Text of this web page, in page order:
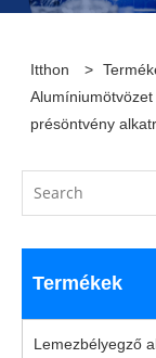
Itthon >
présöntvény
Termékek
Lemezbélyegző